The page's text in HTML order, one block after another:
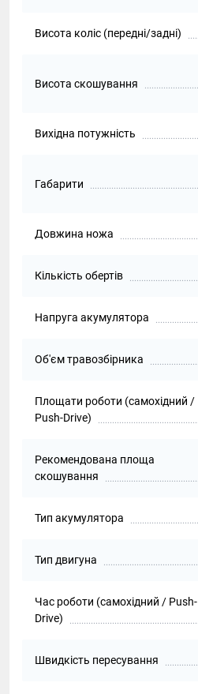
Висота коліс (передні/задні)
Висота скошування
Вихідна потужність
Габарити
Довжина ножа
Кількість обертів
Напруга акумулятора
Об'єм травозбірника
Площати роботи (самохідний /
Push-Drive)
Рекомендована площа
скошування
Тип акумулятора
Тип двигуна
Час роботи (самохідний / Push-
Drive)
Швидкість пересування